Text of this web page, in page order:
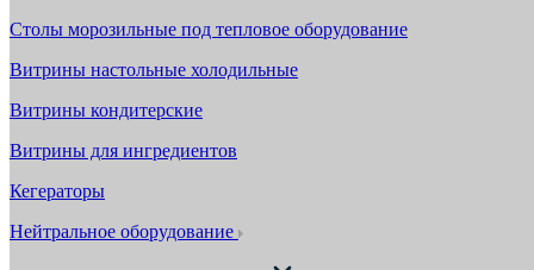
Столы морозильные под тепловое оборудование
Витрины настольные холодильные
Витрины кондитерские
Витрины для ингредиентов
Кегераторы
Нейтральное оборудование